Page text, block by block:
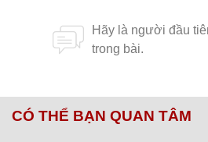
CÓ THỂ BẠN QUAN TÂM